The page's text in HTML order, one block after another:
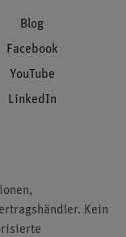
Blog
Facebook
YouTube
LinkedIn
Kein